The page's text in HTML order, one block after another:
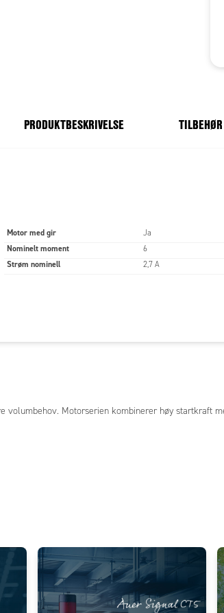
PRODUKTBESKRIVELSE
Motor med gir Ja
Nominelt moment 6
Strøm nominell 2,7 A
Motorserien kombinerer høy startkraft